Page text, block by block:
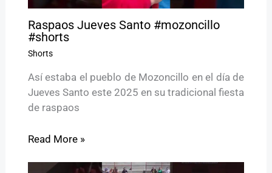
Raspaos Jueves Santo #mozoncillo
#shorts
Shorts
Así estaba el pueblo de Mozoncillo en el día de
Jueves Santo este 2025 en su tradicional fiesta
de raspaos
Read More »